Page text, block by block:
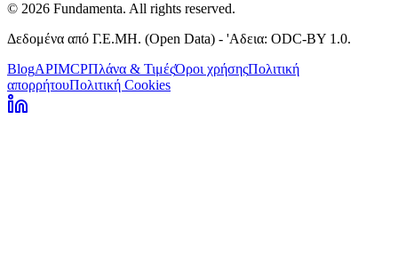
© 2026 Fundamenta. All rights reserved.
Δεδομένα από Γ.Ε.ΜΗ. (Open Data) - 'Αδεια: ODC-BY 1.0.
BlogAPIMCPΠλάνα & ΤιμέςΌροι χρήσηςΠολιτική
απορρήτουΠολιτική Cookies